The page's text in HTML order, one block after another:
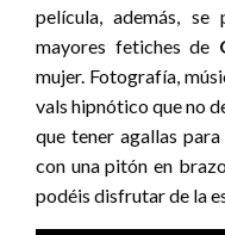
película, además,
mayores fetiches de
mujer. Fotografía,
vals hipnótico que no
que tener agallas
con una pitón en
podéis disfrutar de la